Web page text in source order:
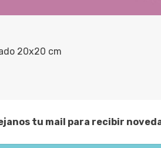
20x20 cm
tu mail para recibir